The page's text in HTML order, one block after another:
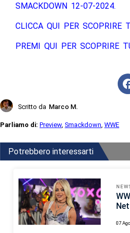
SMACKDOWN 12-07-2024.
CLICCA QUI PER
PREMI QUI PER SCOPRIRE
Scritto da Marco M.
Parliamo di: Preview, Smackdown, WWE
Potrebbero interessarti
07